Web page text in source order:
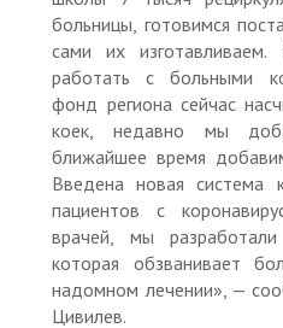
больницы, готовимся
сами их
работать с больными
фонд региона сейчас
коек, недавно мы
ближайшее время
Введена новая система
пациентов с
врачей, мы
которая обзванивает
надомном лечении», —
Цивилев.